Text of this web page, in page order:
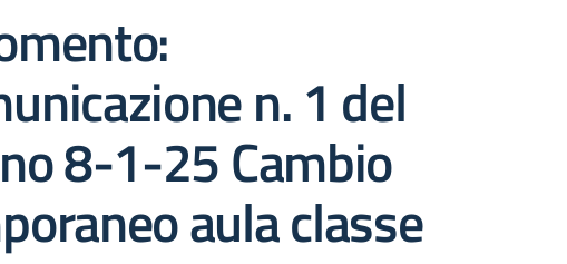
n. 1 del
8-1-25 Cambio
aula classe